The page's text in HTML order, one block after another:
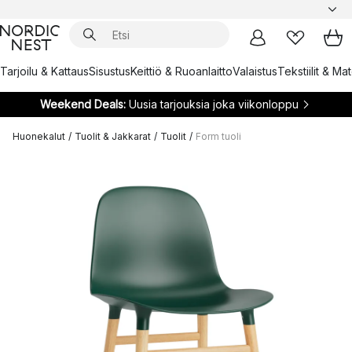
Tarjoilu & KattausSisustusKeittiö & RuoanlaittoValaistusTekstiilit &
Weekend Deals:Uusia tarjouksia joka viikonloppu
Huonekalut / Tuolit & Jakkarat / Tuolit / Form tuoli